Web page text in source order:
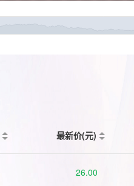
最新价(元)
26.00